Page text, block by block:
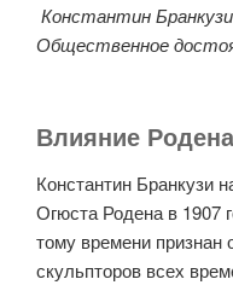
Константин
Общественное
Влияние Родена
Константин Бранкузи
Огюста Родена в 1907
тому времени
скульпторов всех